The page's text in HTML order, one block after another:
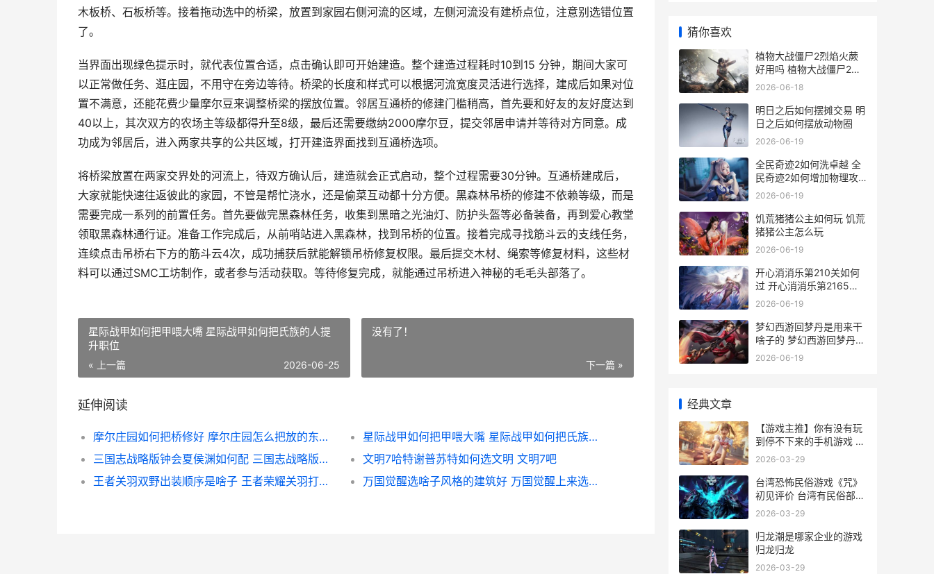
木板桥、石板桥等。接着拖动选中的桥梁，放置到家园右侧河流的区域，左侧河流没有建桥点位，注意别选错位置
了。
当界面出现绿色提示时，就代表位置合适，点击确认即可开始建造。整个建造过程耗时10到15 分钟，期间大家可
以正常做任务、逛庄园，不用守在旁边等待。桥梁的长度和样式可以根据河流宽度灵活进行选择，建成后如果对位
置不满意，还能花费少量摩尔豆来调整桥梁的摆放位置。邻居互通桥的修建门槛稍高，首先要和好友的友好度达到
40以上，其次双方的农场主等级都得升至8级，最后还需要缴纳2000摩尔豆，提交邻居申请并等待对方同意。成
功成为邻居后，进入两家共享的公共区域，打开建造界面找到互通桥选项。
将桥梁放置在两家交界处的河流上，待双方确认后，建造就会正式启动，整个过程需要30分钟。互通桥建成后，
大家就能快速往返彼此的家园，不管是帮忙浇水，还是偷菜互动都十分方便。黑森林吊桥的修建不依赖等级，而是
需要完成一系列的前置任务。首先要做完黑森林任务，收集到黑暗之光油灯、防护头盔等必备装备，再到爱心教堂
领取黑森林通行证。准备工作完成后，从前哨站进入黑森林，找到吊桥的位置。接着完成寻找筋斗云的支线任务，
连续点击吊桥右下方的筋斗云4次，成功捕获后就能解锁吊桥修复权限。最后提交木材、绳索等修复材料，这些材
料可以通过SMC工坊制作，或者参与活动获取。等待修复完成，就能通过吊桥进入神秘的毛毛头部落了。
星际战甲如何把甲喂大嘴 星际战甲如何把氏族的人提
升职位
« 上一篇 2026-06-25
没有了！
下一篇 »
延伸阅读
摩尔庄园如何把桥修好 摩尔庄园怎么把放的东西收起来
星际战甲如何把甲喂大嘴 星际战甲如何把氏族的人提升职位
三国志战略版钟会夏侯渊如何配 三国志战略版钟会t0阵容
文明7哈特谢普苏特如何选文明 文明7吧
王者关羽双野出装顺序是啥子 王者荣耀关羽打野最强出装
万国觉醒选啥子风格的建筑好 万国觉醒上来选什么
猜你喜欢
植物大战僵尸2烈焰火蕨
好用吗 植物大战僵尸2中
文无限钻石
2026-06-18
明日之后如何摆摊交易 明
日之后如何摆放动物圈
2026-06-19
全民奇迹2如何洗卓越 全
民奇迹2如何增加物理攻
击力
2026-06-19
饥荒猪猪公主如何玩 饥荒
猪猪公主怎么玩
2026-06-19
开心消消乐第210关如何
过 开心消消乐第2165关
四星
2026-06-19
梦幻西游回梦丹是用来干
啥子的 梦幻西游回梦丹在
哪领取
2026-06-19
经典文章
【游戏主推】你有没有玩
到停不下来的手机游戏 热
门游戏小说
2026-03-29
台湾恐怖民俗游戏《咒》
初见评价 台湾有民俗部分
的恐怖片
2026-03-29
归龙潮是哪家企业的游戏
归龙归龙
2026-03-29